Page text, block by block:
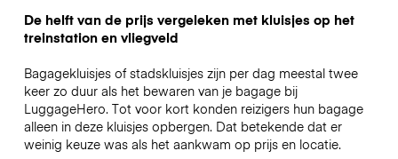
De helft van de prijs vergeleken met kluisjes op het
treinstation en vliegveld
Bagagekluisjes of stadskluisjes zijn per dag meestal twee
keer zo duur als het bewaren van je bagage bij
LuggageHero. Tot voor kort konden reizigers hun bagage
alleen in deze kluisjes opbergen. Dat betekende dat er
weinig keuze was als het aankwam op prijs en locatie.